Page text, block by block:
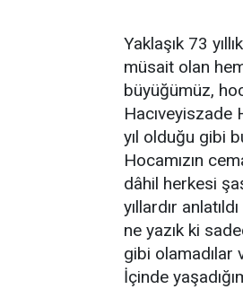
Yaklaşık 73
müsait olan
büyüğümüz,
Hacıveyiszade
yıl olduğu gibi
Hocamızın
dâhil herkesi
yıllardır
ne yazık ki
gibi olamadılar
İçinde